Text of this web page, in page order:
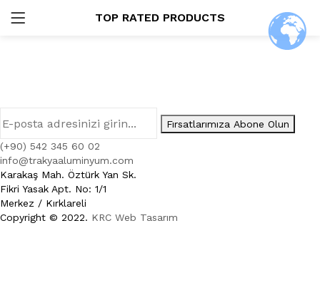
TOP RATED PRODUCTS
Beni Hatırla
Fırsatlarımıza Abone Olun
(+90) 542 345 60 02
info@trakyaaluminyum.com
Karakaş Mah. Öztürk Yan Sk.
Fikri Yasak Apt. No: 1/1
Merkez / Kırklareli
Copyright © 2022. KRC Web Tasarım